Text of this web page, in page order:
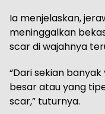
Ia menjelaskan,
meninggalkan
scar di wajahnya
“Dari sekian
besar atau yang
scar,” tuturnya.